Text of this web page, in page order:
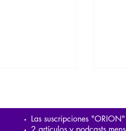
Las suscripciones